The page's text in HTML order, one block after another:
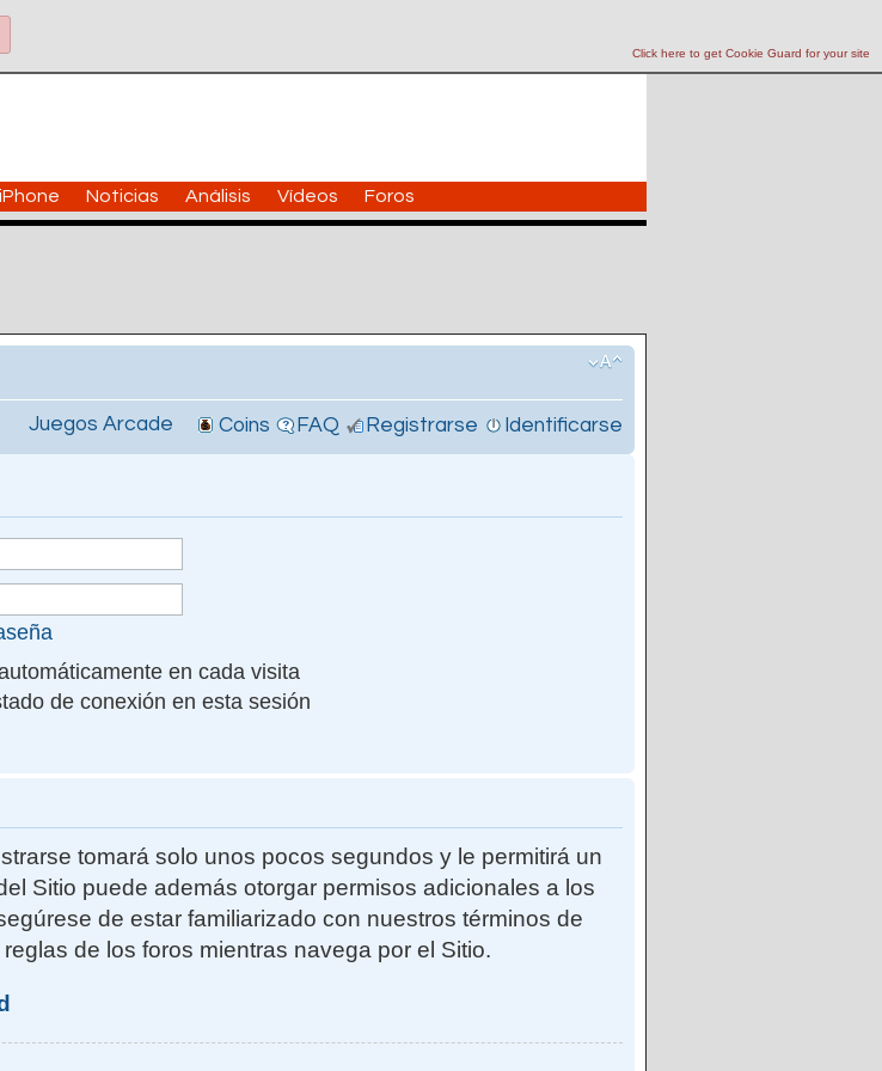
Click here to get Cookie Guard for your site
iPhone Noticias Análisis Vídeos Foros
Juegos Arcade Coins FAQ Registrarse Identificarse
en cada visita
de conexión en esta sesión
tomará solo unos pocos segundos y le permitirá un
Sitio puede además otorgar permisos adicionales a los
de estar familiarizado con nuestros términos de
de los foros mientras navega por el Sitio.